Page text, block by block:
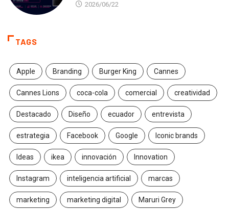
2026/06/22
TAGS
Apple Branding Burger King Cannes
Cannes Lions coca-cola comercial creatividad
Destacado Diseño ecuador entrevista
estrategia Facebook Google Iconic brands
Ideas ikea innovación Innovation
Instagram inteligencia artificial marcas
marketing marketing digital Maruri Grey